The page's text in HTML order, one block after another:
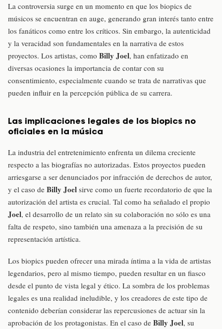
La controversia surge en un momento en que los biopics de
músicos se encuentran en auge, generando gran interés tanto entre
los fanáticos como entre los críticos. Sin embargo, la autenticidad
y la veracidad son fundamentales en la narrativa de estos
proyectos. Los artistas, como Billy Joel, han enfatizado en
diversas ocasiones la importancia de contar con su
consentimiento, especialmente cuando se trata de narrativas que
pueden influir en la percepción pública de su carrera.
Las implicaciones legales de los biopics no
oficiales en la música
La industria del entretenimiento enfrenta un dilema creciente
respecto a las biografías no autorizadas. Estos proyectos pueden
arriesgarse a ser denunciados por infracción de derechos de autor,
y el caso de Billy Joel sirve como un fuerte recordatorio de que la
autorización del artista es crucial. Tal como ha señalado el propio
Joel, el desarrollo de un relato sin su colaboración no sólo es una
falta de respeto, sino también una amenaza a la precisión de su
representación artística.
Los biopics pueden ofrecer una mirada íntima a la vida de artistas
legendarios, pero al mismo tiempo, pueden resultar en un fiasco
desde el punto de vista legal y ético. La sombra de los problemas
legales es una realidad ineludible, y los creadores de este tipo de
contenido deberían considerar las repercusiones de actuar sin la
aprobación de los protagonistas. En el caso de Billy Joel, su